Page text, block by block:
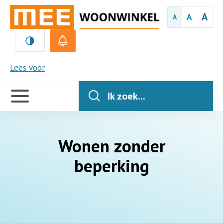
A A A
Lees voor
MEE
Handige
links
Ik zoek...
Wonen zonder
beperking